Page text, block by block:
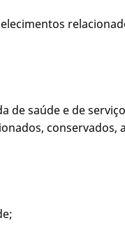
de saúde e de